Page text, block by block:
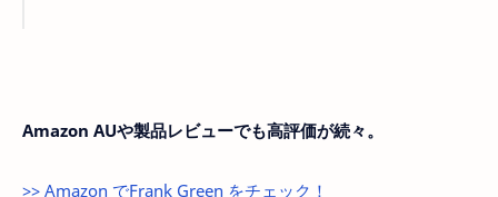
Amazon AUや製品レビューでも高評価が続々。
>> Amazon でFrank Green をチェック！